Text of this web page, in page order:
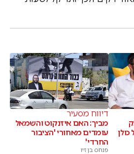
דיווח מסעיר
מביך: האם איזנקוט והשמאל
עומדים מאחורי 'הציבור
החרדי'
פנחס בן זיו